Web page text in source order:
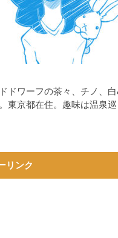
ドワーフの茶々、チノ、白
東京都在住。趣味は温泉
リンク